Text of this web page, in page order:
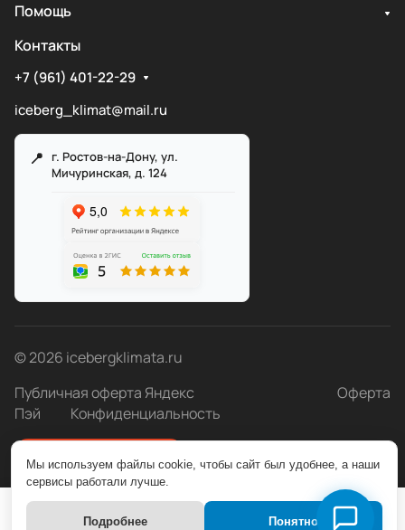
Помощь
Контакты
+7 (961) 401-22-29
iceberg_klimat@mail.ru
г. Ростов-на-Дону, ул.
Мичуринская, д. 124
© 2026 icebergklimata.ru
Публичная оферта Яндекс
Пэй
Конфиденциальность
Оферта
Мы используем файлы cookie, чтобы сайт был удобнее, а наши
сервисы работали лучше.
Подробнее Понятно